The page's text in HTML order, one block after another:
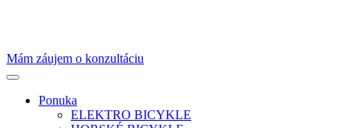
Mám záujem o konzultáciu
Ponuka
ELEKTRO BICYKLE